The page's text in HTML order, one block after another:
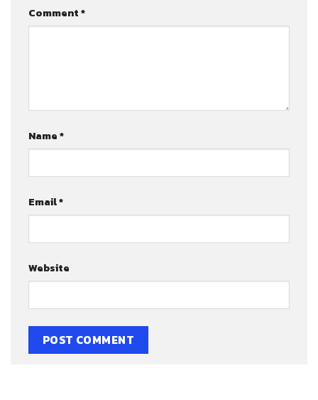
Comment*
Name*
Email*
Website